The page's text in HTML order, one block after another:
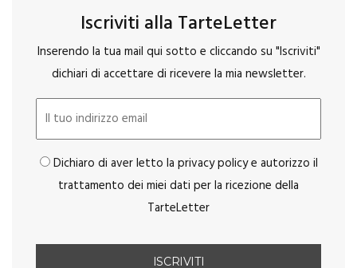
Iscriviti alla TarteLetter
Inserendo la tua mail qui sotto e cliccando su "Iscriviti"
dichiari di accettare di ricevere la mia newsletter.
Dichiaro di aver letto la privacy policy e autorizzo il
trattamento dei miei dati per la ricezione della
TarteLetter